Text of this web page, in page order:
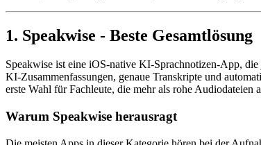
1. Speakwise - Beste Gesamtlösung
Speakwise ist eine iOS-native KI-Sprachnotizen-App,
KI-Zusammenfassungen, genaue Transkripte und
erste Wahl für Fachleute, die mehr als rohe Audiodateien
Warum Speakwise herausragt